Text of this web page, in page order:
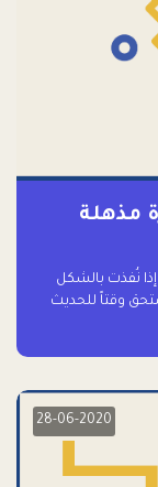
مذهلة
إذا نُفذت بالشكل
وقتاً للحديث
28-06-2020